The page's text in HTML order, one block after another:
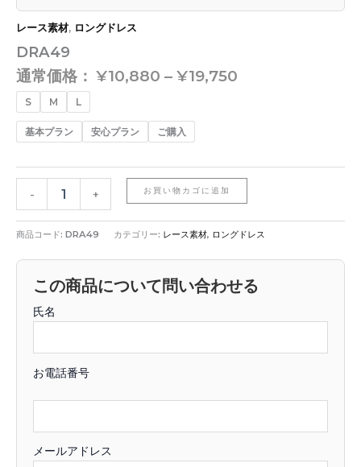
レース素材, ロングドレス
DRA49
通常価格： ¥10,880 – ¥19,750
S M L
基本プラン 安心プラン ご購入
- + お買い物カゴに追加
商品コード: DRA49 カテゴリー: レース素材, ロングドレス
この商品について問い合わせる
氏名
お電話番号
メールアドレス